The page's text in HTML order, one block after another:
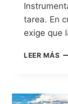
tarea. En
exige que
LEER MÁS